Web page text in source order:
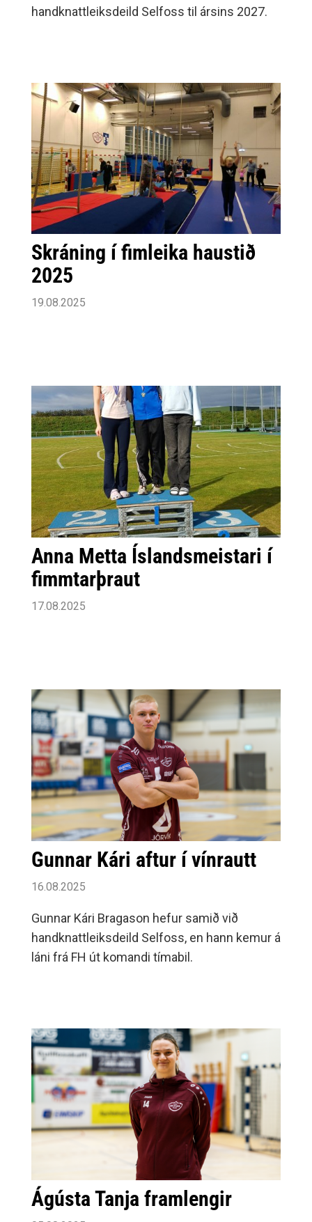
handknattleiksdeild Selfoss til ársins 2027.
Skráning í fimleika haustið
2025
19.08.2025
Anna Metta Íslandsmeistari í
fimmtarþraut
17.08.2025
Gunnar Kári aftur í vínrautt
16.08.2025
Gunnar Kári Bragason hefur samið við
handknattleiksdeild Selfoss, en hann kemur á
láni frá FH út komandi tímabil.
Ágústa Tanja framlengir